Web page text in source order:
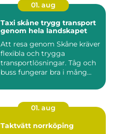
01. aug
Taxi skåne trygg transport
genom hela landskapet
Att resa genom Skåne kräver
flexibla och trygga
transportlösningar. Tåg och
buss fungerar bra i mång...
01. aug
Taktvätt norrköping